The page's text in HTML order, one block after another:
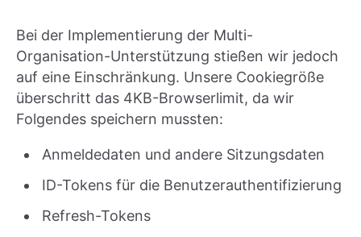
Bei der Implementierung der Multi-
Organisation-Unterstützung stießen wir jedoch
auf eine Einschränkung. Unsere Cookiegröße
überschritt das 4KB-Browserlimit, da wir
Folgendes speichern mussten:
Anmeldedaten und andere Sitzungsdaten
ID-Tokens für die Benutzerauthentifizierung
Refresh-Tokens